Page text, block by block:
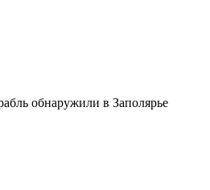
обнаружили в Заполярье